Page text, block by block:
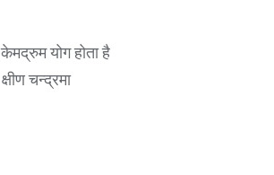
योग होता है
चन्द्रमा